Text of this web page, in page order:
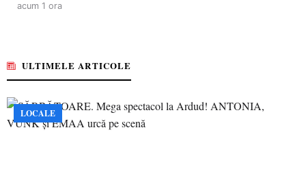
acum 1 ora
ULTIMELE ARTICOLE
LOCALE